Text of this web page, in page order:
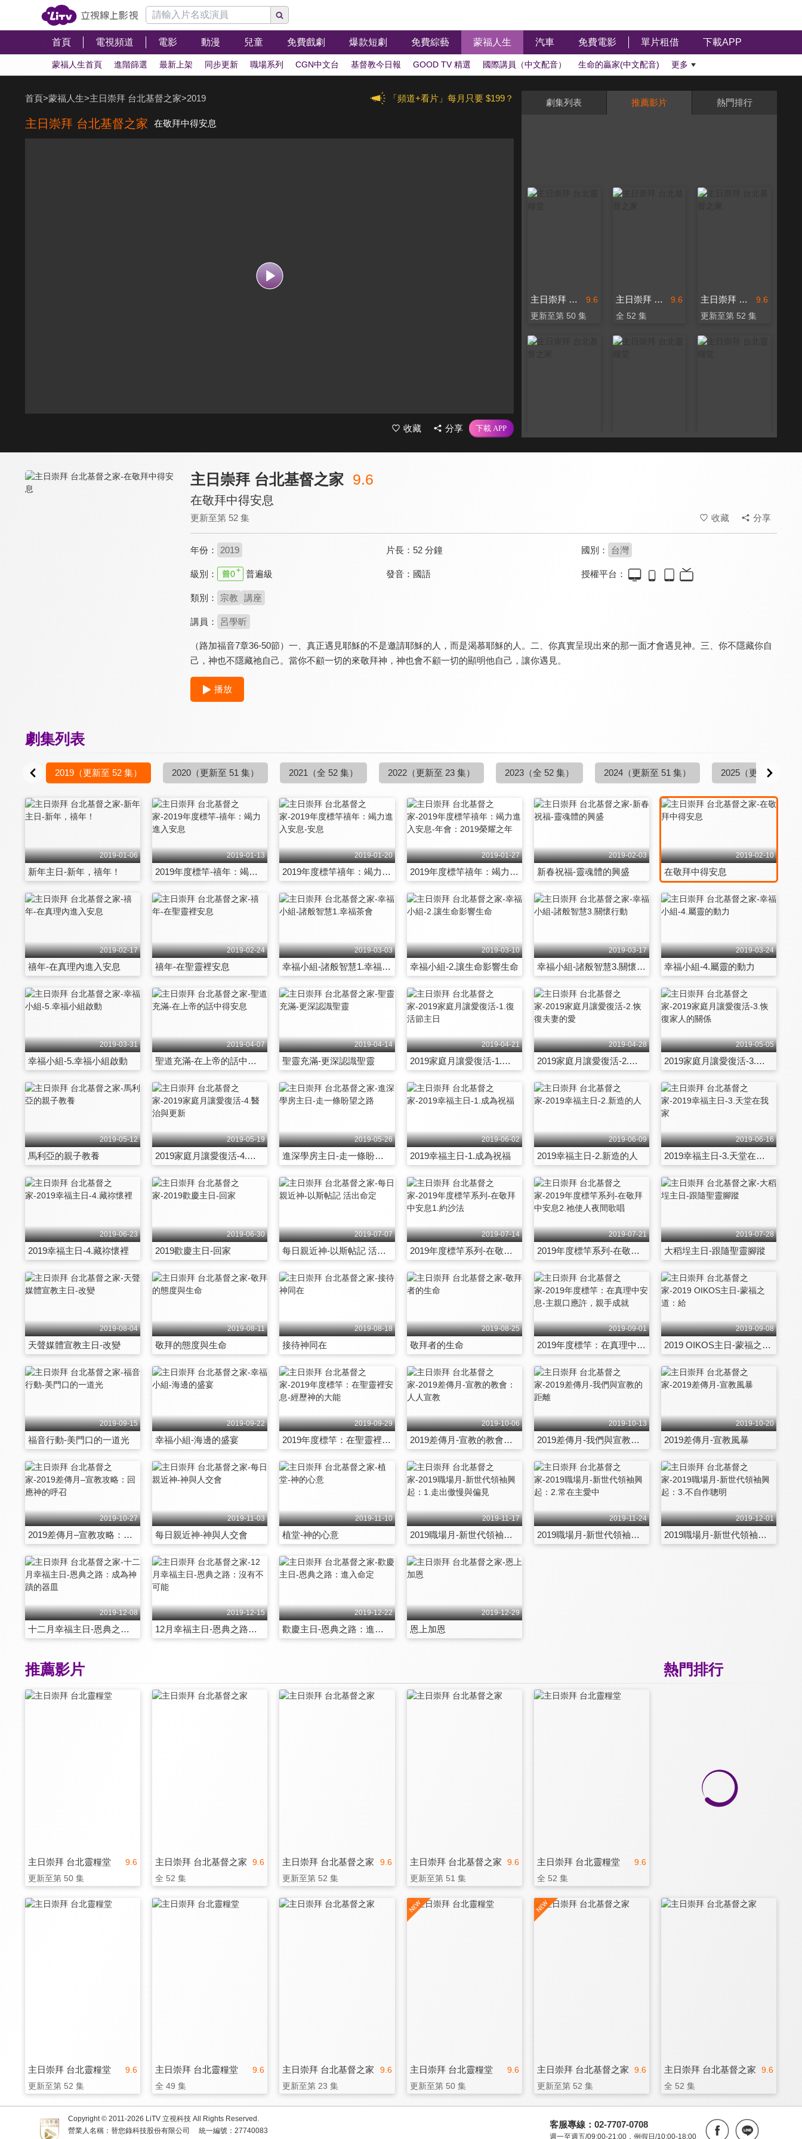
首頁 電視頻道 電影 動漫 兒童 免費戲劇 爆款短劇 免費綜藝 蒙福人生 汽車 免費電影 單片租借 下載APP
蒙福人生首頁 進階篩選 最新上架 同步更新 職場系列 CGN中文台 基督教今日報 GOOD TV 精選 國際講員（中文配音） 生命的贏家(中文配音) 更多
「頻道+看片」每月只要 $199？
首頁>蒙福人生>主日崇拜 台北基督之家>2019
主日崇拜 台北基督之家 在敬拜中得安息
收藏 分享
劇集列表 推薦影片 熱門排行
9.6
主日崇拜 台北靈糧堂
更新至第 50 集
9.6
主日崇拜 台北基督之家
全 52 集
9.6
主日崇拜 台北基督之家
更新至第 52 集
更新至第 52 集 全 52 集 全 52 集
主日崇拜 台北基督之家 9.6
在敬拜中得安息
更新至第 52 集 收藏 分享
年份： 2019 片長： 52 分鐘 國別： 台灣
級別： 普遍級 發音： 國語 授權平台：
類別： 宗教 講座
講員： 呂學昕
（路加福音7章36-50節）一、真正遇見耶穌的不是邀請耶穌的人，而是渴慕耶穌的人。二、你真實呈現出來的那一面才會遇見神。三、你不隱藏你自
己，神也不隱藏祂自己。當你不顧一切的來敬拜神，神也會不顧一切的顯明他自己，讓你遇見。
播放
劇集列表
2019 （更新至 52 集） 2020 （更新至 51 集） 2021 （全 52 集） 2022 （更新至 23 集） 2023 （全 52 集） 2024 （更新至 51 集） 2025 （更新至 52 集
2019-01-06
新年主日-新年，禧年！
2019-01-13
2019年度標竿-禧年：竭力進入安息
2019-01-20
2019年度標竿禧年：竭力進入安息-安息
2019-01-27
2019年度標竿禧年：竭力進入安息-年會：2019榮耀之年
2019-02-03
新春祝福-靈魂體的興盛
2019-02-10
在敬拜中得安息
2019-02-17
禧年-在真理內進入安息
2019-02-24
禧年-在聖靈裡安息
2019-03-03
幸福小組-諸般智慧1.幸福茶會
2019-03-10
幸福小組-2.讓生命影響生命
2019-03-17
幸福小組-諸般智慧3.關懷行動
2019-03-24
幸福小組-4.屬靈的動力
2019-03-31
幸福小組-5.幸福小組啟動
2019-04-07
聖道充滿-在上帝的話中得安息
2019-04-14
聖靈充滿-更深認識聖靈
2019-04-21
2019家庭月讓愛復活-1.復活節主日
2019-04-28
2019家庭月讓愛復活-2.恢復夫妻的愛
2019-05-05
2019家庭月讓愛復活-3.恢復家人的關係
2019-05-12
馬利亞的親子教養
2019-05-19
2019家庭月讓愛復活-4.醫治與更新
2019-05-26
進深學房主日-走一條盼望之路
2019-06-02
2019幸福主日-1.成為祝福
2019-06-09
2019幸福主日-2.新造的人
2019-06-16
2019幸福主日-3.天堂在我家
2019-06-23
2019幸福主日-4.藏祢懷裡
2019-06-30
2019歡慶主日-回家
2019-07-07
每日親近神-以斯帖記 活出命定
2019-07-14
2019年度標竿系列-在敬拜中安息1.約沙法
2019-07-21
2019年度標竿系列-在敬拜中安息2.祂使人夜間歌唱
2019-07-28
大稻埕主日-跟隨聖靈腳蹤
2019-08-04
天聲媒體宣教主日-改變
2019-08-11
敬拜的態度與生命
2019-08-18
接待神同在
2019-08-25
敬拜者的生命
2019-09-01
2019年度標竿：在真理中安息-主親口應許，親手成就
2019-09-08
2019 OIKOS主日-蒙福之道：給
2019-09-15
福音行動-美門口的一道光
2019-09-22
幸福小組-海邊的盛宴
2019-09-29
2019年度標竿：在聖靈裡安息-經歷神的大能
2019-10-06
2019差傳月-宣教的教會：人人宣教
2019-10-13
2019差傳月-我們與宣教的距離
2019-10-20
2019差傳月-宣教風暴
2019-10-27
2019差傳月–宣教攻略：回應神的呼召
2019-11-03
每日親近神-神與人交會
2019-11-10
植堂-神的心意
2019-11-17
2019職場月-新世代領袖興起：1.走出傲慢與偏見
2019-11-24
2019職場月-新世代領袖興起：2.常在主愛中
2019-12-01
2019職場月-新世代領袖興起：3.不自作聰明
2019-12-08
十二月幸福主日-恩典之路：成為神蹟的器皿
2019-12-15
12月幸福主日-恩典之路：沒有不可能
2019-12-22
歡慶主日-恩典之路：進入命定
2019-12-29
恩上加恩
熱門排行
推薦影片
9.6
主日崇拜 台北靈糧堂
更新至第 50 集
9.6
主日崇拜 台北基督之家
全 52 集
9.6
主日崇拜 台北基督之家
更新至第 52 集
9.6
主日崇拜 台北基督之家
更新至第 51 集
9.6
主日崇拜 台北靈糧堂
全 52 集
9.6
主日崇拜 台北靈糧堂
更新至第 52 集
9.6
主日崇拜 台北靈糧堂
全 49 集
9.6
主日崇拜 台北基督之家
更新至第 23 集
9.6
主日崇拜 台北靈糧堂
更新至第 50 集
9.6
主日崇拜 台北基督之家
更新至第 52 集
9.6
主日崇拜 台北基督之家
全 52 集
Copyright © 2011-2026 LiTV 立視科技 All Rights Reserved.
營業人名稱：替您錄科技股份有限公司
統一編號：27740083
客服專線：02-7707-0708
週一至週五/09:00-21:00，例假日/10:00-18:00